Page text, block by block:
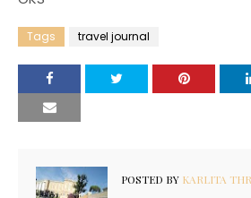
Tags travel journal
POSTED BY KARLITA